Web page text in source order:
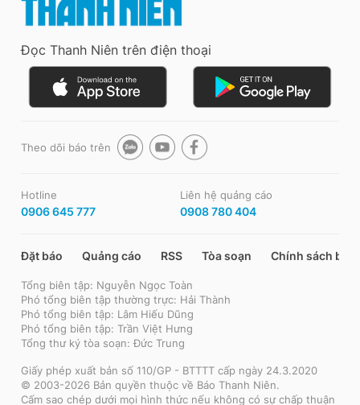
Đọc Thanh Niên trên điện thoại
Theo dõi báo trên
Hotline
0906 645 777
Liên hệ quảng cáo
0908 780 404
Đặt báo Quảng cáo RSS Tòa soạn Chính sách bảo
Tổng biên tập: Nguyễn Ngọc Toàn
Phó tổng biên tập thường trực: Hải Thành
Phó tổng biên tập: Lâm Hiếu Dũng
Phó tổng biên tập: Trần Việt Hưng
Tổng thư ký tòa soạn: Đức Trung
Giấy phép xuất bản số 110/GP - BTTTT cấp ngày 24.3.2020
© 2003-2026 Bản quyền thuộc về Báo Thanh Niên.
Cấm sao chép dưới mọi hình thức nếu không có sự chấp thuận